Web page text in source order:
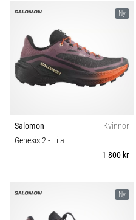
Ny
Salomon
Kvinnor
Genesis 2- Lila
1 800 kr
Ny